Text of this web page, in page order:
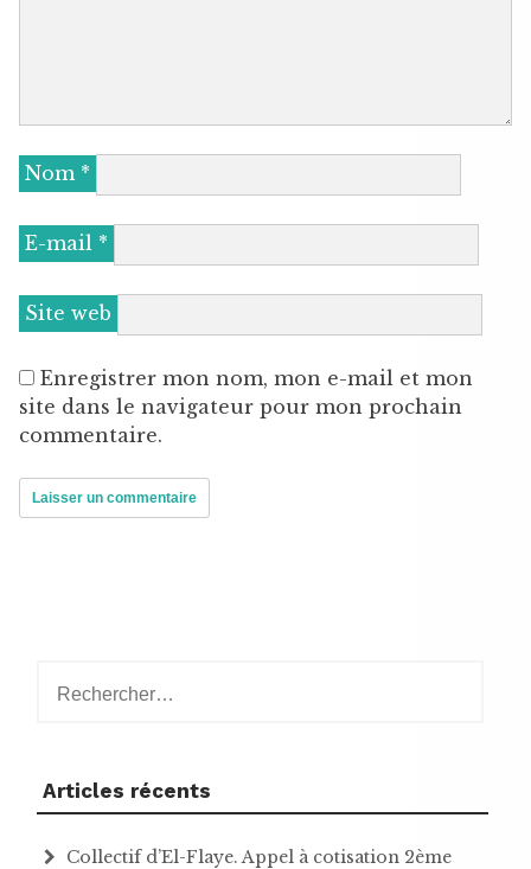
Nom *
E-mail *
Site web
Enregistrer mon nom, mon e-mail et mon
site dans le navigateur pour mon prochain
commentaire.
Articles récents
Collectif d’El-Flaye. Appel à cotisation 2ème